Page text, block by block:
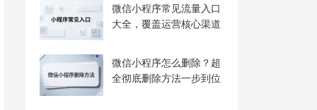
微信小程序常见流量入口
大全，覆盖运营核心渠道
微信小程序怎么删除？超
全彻底删除方法一步到位